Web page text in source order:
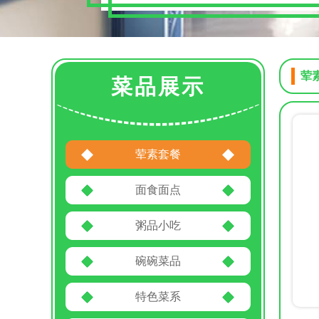
菜品展示
荤素套餐
面食面点
粥品小吃
碗碗菜品
特色菜系
荤